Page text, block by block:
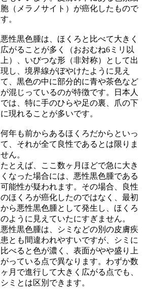
胞（メラノサイト）が癌化したもので
す。
悪性黒色腫は、ほくろと比べて大きく
広がることが多く（おおむね6ミリ以
上）、いびつな形（非対称）として出
現し、境界線がぼやけたように見え
て、黒色の中に部分的に青や茶色など
が混じっているのが特徴です。日本人
では、特に手のひらや足の裏、爪の下
に現れることが多いです。
何年も前からあるほくろだからといっ
て、それが全て良性であるとは限りま
せん。
たとえば、ここ数ヶ月ほどで急に大き
くなった場合には、悪性黒色腫である
可能性が疑われます。その場合、良性
のほくろが癌化したのではなく、最初
から悪性黒色腫として発生し、ほくろ
のように見えていたにすぎません。
悪性黒色腫は、シミなどの別の皮膚疾
患とも間違われやすいですが、シミに
比べると色が濃く、表面がやや盛り上
がっている点で異なります。わずか数
ヶ月で進行して大きく広がる点でも、
シミとは区別できます。